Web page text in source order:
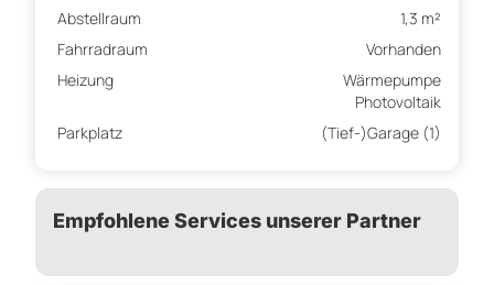
Abstellraum
1,3 m²
Fahrradraum
Vorhanden
Heizung
Wärmepumpe
Photovoltaik
Parkplatz
(Tief-)Garage (1)
Empfohlene Services unserer Partner